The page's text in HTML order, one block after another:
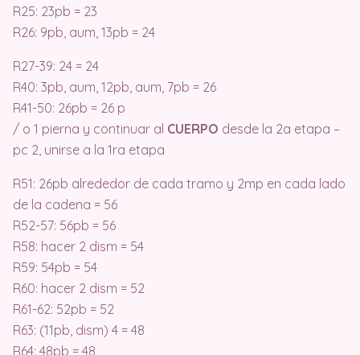
R25: 23pb = 23
R26: 9pb, aum, 13pb = 24
R27-39: 24 = 24
R40: 3pb, aum, 12pb, aum, 7pb = 26
R41-50: 26pb = 26 p
/ o 1 pierna y continuar al CUERPO desde la 2a etapa –
pc 2, unirse a la 1ra etapa
R51: 26pb alrededor de cada tramo y 2mp en cada lado
de la cadena = 56
R52-57: 56pb = 56
R58: hacer 2 dism = 54
R59: 54pb = 54
R60: hacer 2 dism = 52
R61-62: 52pb = 52
R63: (11pb, dism) 4 = 48
R64: 48pb = 48